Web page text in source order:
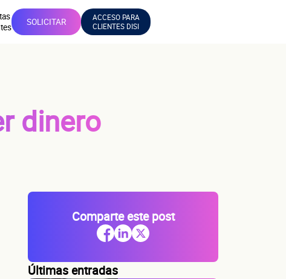
SOLICITAR
ACCESO PARA
CLIENTES DISI
dinero
Comparte este post
Últimas entradas